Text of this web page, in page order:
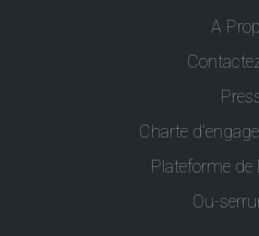
A
Charte
Plateforme de
Ou-